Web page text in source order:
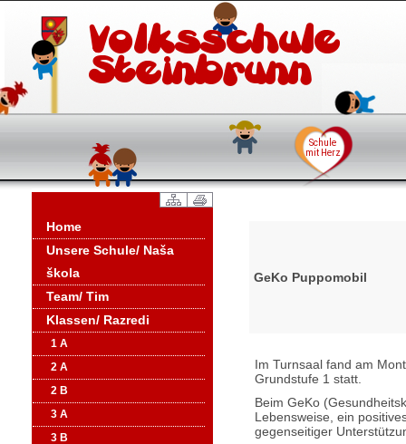
Home
Unsere Schule/ Naša
škola
Team/ Tim
Klassen/ Razredi
1 A
2 A
2 B
3 A
3 B
GeKo Puppomobil
Im Turnsaal fand am
Grundstufe 1 statt.
Beim GeKo
Lebensweise, ein
gegenseitiger